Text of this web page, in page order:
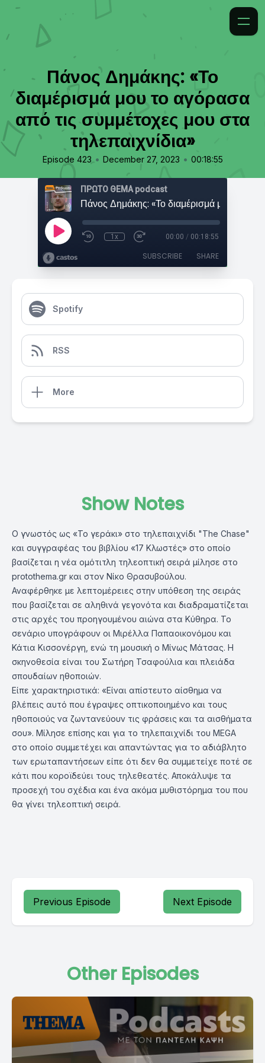
Πάνος Δημάκης: «Το
διαμέρισμά μου το αγόρασα
από τις συμμέτοχες μου στα
τηλεπαιχνίδια»
Episode 423 • December 27, 2023 • 00:18:55
ΠΡΩΤΟ ΘΕΜΑ podcast
1x 00:00 / 00:18:55
SUBSCRIBE SHARE
Spotify
RSS
More
Show Notes
Ο γνωστός ως «Το γεράκι» στο τηλεπαιχνίδι "The Chase"
και συγγραφέας του βιβλίου «17 Κλωστές» στο οποίο
βασίζεται η νέα ομότιτλη τηλεοπτική σειρά μίλησε στο
protothema.gr και στον Νίκο Θρασυβούλου.
Αναφέρθηκε με λεπτομέρειες στην υπόθεση της σειράς
που βασίζεται σε αληθινά γεγονότα και διαδραματίζεται
στις αρχές του προηγουμένου αιώνα στα Κύθηρα. Το
σενάριο υπογράφουν οι Μιρέλλα Παπαοικονόμου και
Κάτια Κισσονέργη, ενώ τη μουσική ο Μίνως Μάτσας. Η
σκηνοθεσία είναι του Σωτήρη Τσαφούλια και πλειάδα
σπουδαίων ηθοποιών.
Είπε χαρακτηριστικά: «Είναι απίστευτο αίσθημα να
βλέπεις αυτό που έγραψες οπτικοποιημένο και τους
ηθοποιούς να ζωντανεύουν τις φράσεις και τα αισθήματα
σου». Μίλησε επίσης και για το τηλεπαιχνίδι του MEGA
στο οποίο συμμετέχει και απαντώντας για το αδιάβλητο
των ερωταπαντήσεων είπε ότι δεν θα συμμετείχε ποτέ σε
κάτι που κοροϊδεύει τους τηλεθεατές. Αποκάλυψε τα
προσεχή του σχέδια και ένα ακόμα μυθιστόρημα του που
θα γίνει τηλεοπτική σειρά.
Previous Episode Next Episode
Other Episodes